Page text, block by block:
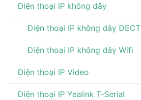
Điện thoại IP không dây
Điện thoại IP không dây DECT
Điện thoại IP không dây Wifi
Điện thoại IP Video
Điện thoại IP Yealink T-Serial